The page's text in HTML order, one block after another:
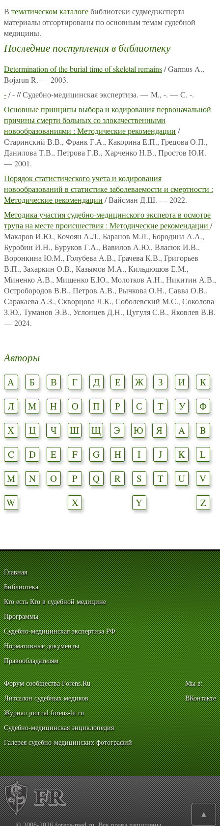
В тематическом каталогебиблиотеки судмедэксперта
материалы отсортированы по основным темам судебной
медицины.
Последние поступления в библиотеку
Determination of the burial time of skeletal remains/ Garmus A.,
Bojarun R. — 2003.
-/ - // Судебно-медицинская экспертиза. — М., -. — С. -.
Основные принципы выбора и кодирования первоначальной
причины смерти больных со злокачественными
новообразованиями : Методические рекомендации /
Старинский В.В., Франк Г.А., Какорина Е.П., Грецова О.П.,
Данилова Т.В., Петрова Г.В., Харченко Н.В., Простов Ю.И.
— 2001.
Порядок статистического учета и кодирования
новообразований в статистике заболеваемости и смертности :
Методические рекомендации / Вайсман Д.Ш. — 2022.
Методика участия судебно-медицинского эксперта в осмотре
трупа на месте происшествия : Методические рекомендации /
Макаров И.Ю., Кочоян А.Л., Баранов М.Л., Бородина А.А.,
Буробин И.Н., Буруков Г.А., Вавилов А.Ю., Власюк И.В.,
Воронкина Ю.М., Голубева А.В., Грачева К.В., Григорьев
В.П., Захаркин О.В., Казымов М.А., Кильдюшов Е.М.,
Миненко А.В., Мищенко Е.Ю., Молотков А.Н., Никитин А.В.,
Остробородов В.В., Петров А.В., Рычкова О.Н., Савва О.В.,
Саракаева А.З., Скворцова Л.К., Соболевский М.С., Соколова
З.Ю., Туманов Э.В., Услонцев Д.Н., Цугуля С.В., Яковлев В.В.
— 2024.
Авторы
А Б В Г Д Е Ж З И
К
Л
М Н О П Р С Т У
Ф
Х
Ц Ч Ш Щ Э Ю Я A
B
C
D E F G H I J K
L
M
N O P Q R S T U
V
W
X Y Z
Главная
Библиотека
Кто есть Кто в судебной медицине
Программы
Судебно-медицинская экспертиза РФ
Нормативные документы
Правообладателям
Форум сообщества Forens.Ru
Литсалон судебных медиков
Журнал journal.forens-lit.ru
Судебно-медицинская энциклопедия
Галерея судебно-медицинских фотографий
Мы в:
ВКонтакте
▲